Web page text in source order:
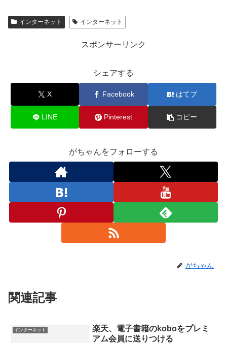
インターネット インターネット
スポンサーリンク
シェアする
X Facebook はてブ
LINE Pinterest コピー
がちゃんをフォローする
がちゃん
関連記事
インターネット
楽天、電子書籍のkoboをプレミ
アム会員に送りつける